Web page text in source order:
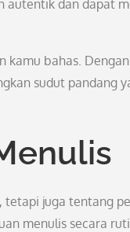
autentik dan dapat
kamu bahas.
sudut pandang
juga tentang
menulis secara